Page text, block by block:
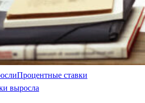
Процентные ставки
выросла